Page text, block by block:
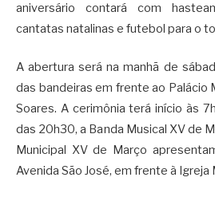
aniversário contará com
cantatas natalinas e futebol para o
A abertura será na manhã de
das bandeiras em frente ao Palácio
Soares. A cerimônia terá início às
das 20h30, a Banda Musical XV de
Municipal XV de Março
Avenida São José, em frente à Igreja